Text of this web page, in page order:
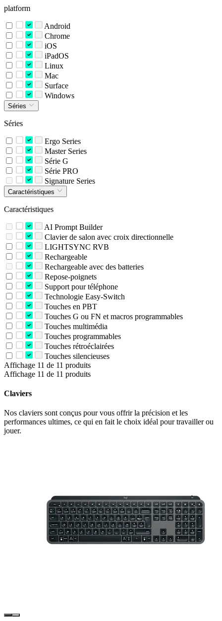
platform
Android
Chrome
iOS
iPadOS
Linux
Mac
Surface
Windows
Séries
Séries
Ergo Series
Master Series
Série G
Série PRO
Signature Series
Caractéristiques
Caractéristiques
AI Prompt Builder
Clavier de salon avec croix directionnelle
LIGHTSYNC RVB
Rechargeable
Rechargeable avec des batteries
Repose-poignets
Support pour téléphone
Technologie Easy-Switch
Touches en PBT
Touches G ou FN et macros programmables
Touches multimédia
Touches programmables
Touches rétroéclairées
Touches silencieuses
Affichage 11 de 11 produits
Affichage 11 de 11 produits
Claviers
Nos claviers sont conçus pour vous offrir la précision et les
performances ultimes, ce qui en fait le choix idéal pour travailler ou
jouer.